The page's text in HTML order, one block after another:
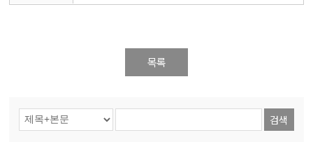
목록
검색